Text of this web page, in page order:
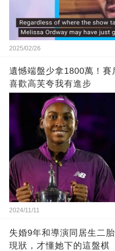
2025/02/26
遺憾端盤少拿1800萬！
喜歡高芙夸我有進步
2024/11/11
失婚9年和導演同居生二
現狀，才懂她下的這盤棋